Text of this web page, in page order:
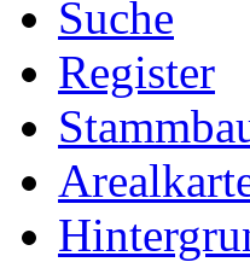
Suche
Register